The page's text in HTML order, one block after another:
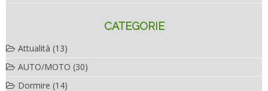
CATEGORIE
Attualità (13)
AUTO/MOTO (30)
Dormire (14)